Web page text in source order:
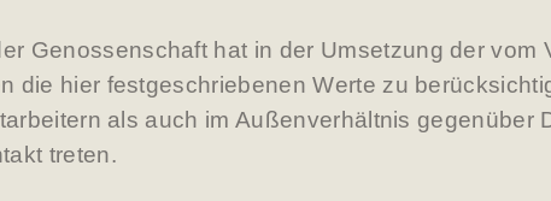
Genossenschaft hat in der Umsetzung der vom
die hier festgeschriebenen Werte zu
als auch im Außenverhältnis gegenüber
treten.